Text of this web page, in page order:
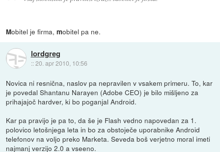
Mobitel je firma,mobitel pa ne.
lordgreg
::20. apr 2010, 10:56
Novica ni resnična, naslov pa nepravilen v vsakem primeru. To, kar
je povedal Shantanu Narayen (Adobe CEO) je bilo mišljeno za
prihajajoč hardver, ki bo poganjal Android.
Kar pa pravijo je pa to, da še je Flash vedno napovedan za 1.
polovico letošnjega leta in bo za obstoječe uporabnike Android
telefonov na voljo preko Marketa. Seveda boš verjetno moral imeti
najmanj verzijo 2.0 a vseeno.